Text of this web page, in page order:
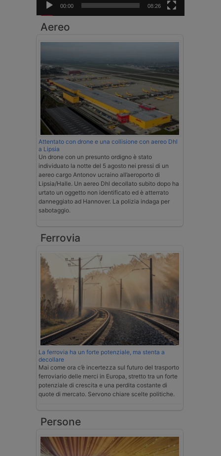
00:00 08:26
Aereo
Attentato con drone e una collisione con aereo Dhl
a Lipsia
Un drone con un presunto ordigno è stato
individuato la notte del 5 agosto nei pressi di un
aereo cargo Antonov ucraino all’aeroporto di
Lipsia/Halle. Un aereo Dhl decollato subito dopo ha
urtato un oggetto non identificato ed è atterrato
danneggiato ad Hannover. La polizia indaga per
sabotaggio.
Ferrovia
La ferrovia ha un forte potenziale, ma stenta a
decollare
Mai come ora c’è incertezza sul futuro del trasporto
ferroviario delle merci in Europa, stretto tra un forte
potenziale di crescita e una perdita costante di
quote di mercato. Servono chiare scelte politiche.
Persone